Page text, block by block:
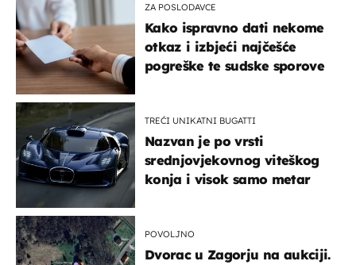
ZA POSLODAVCE
Kako ispravno dati nekome
otkaz i izbjeći najčešće
pogreške te sudske sporove
TREĆI UNIKATNI BUGATTI
Nazvan je po vrsti
srednjovjekovnog viteškog
konja i visok samo metar
POVOLJNO
Dvorac u Zagorju na aukciji.